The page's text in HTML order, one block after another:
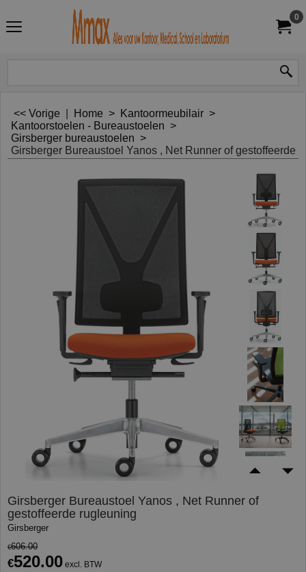
0
<< Vorige Home > Kantoormeubilair >
Kantoorstoelen - Bureaustoelen >
Girsberger bureaustoelen >
Girsberger Bureaustoel Yanos , Net Runner of gestoffeerde
Girsberger Bureaustoel Yanos , Net Runner of
gestoffeerde rugleuning
Girsberger
€606.00
€520.00 excl. BTW